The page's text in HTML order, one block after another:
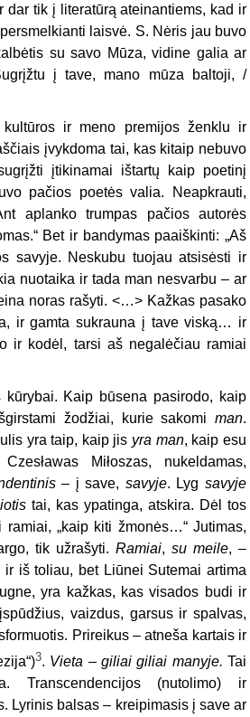
tik į literatūrą ateinantiems, kad ir
laisvė. S. Nėris jau buvo
su savo Mūza, vidine galia ar
į tave, mano mūza baltoji, /
ir meno premijos ženklu ir
įvykdoma tai, kas kitaip nebuvo
įtikinamai ištartų kaip poetinį
pačios poetės valia. Neapkrauti,
aplanko trumpas pačios autorės
Bet ir bandymas paaiškinti: „Aš
savyje. Neskubu tuojau atsisėsti ir
nuotaika ir tada man nesvarbu – ar
noras rašyti. <…> Kažkas pasako
ir gamta sukrauna į tave viską… ir
ir kodėl, tarsi aš negalėčiau ramiai
Kaip būsena pasirodo, kaip
žodžiai, kurie sakomi man.
yra taip, kaip jis yra man, kaip esu
Miłoszas, nukeldamas,
– į save, savyje. Lyg savyje
tai, kas ypatinga, atskira. Dėl tos
„kaip kiti žmonės…“ Jutimas,
tik užrašyti. Ramiai, su meile, –
iš toliau, bet Liūnei Sutemai artima
yra kažkas, kas visados budi ir
vaizdus, garsus ir spalvas,
Prireikus – atneša kartais ir
3. Vieta – giliai giliai manyje.Tai
Transcendencijos (nutolimo) ir
Lyrinis balsas – kreipimasis į save ar